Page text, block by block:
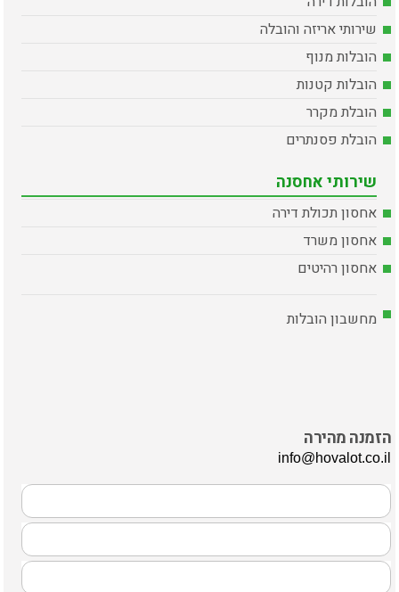
שירותי אריזה והובלה
הובלות מנוף
הובלות קטנות
הובלת מקרר
הובלת פסנתרים
שירותי אחסנה
אחסון תכולת דירה
אחסון משרד
אחסון רהיטים
מחשבון הובלות
הזמנה מהירה
info@hovalot.co.il